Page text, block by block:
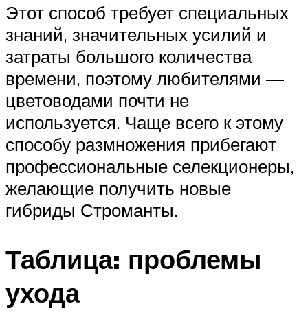
Этот способ требует специальных
знаний, значительных усилий и
затраты большого количества
времени, поэтому любителями —
цветоводами почти не
используется. Чаще всего к этому
способу размножения прибегают
профессиональные селекционеры,
желающие получить новые
гибриды Строманты.
Таблица: проблемы
ухода